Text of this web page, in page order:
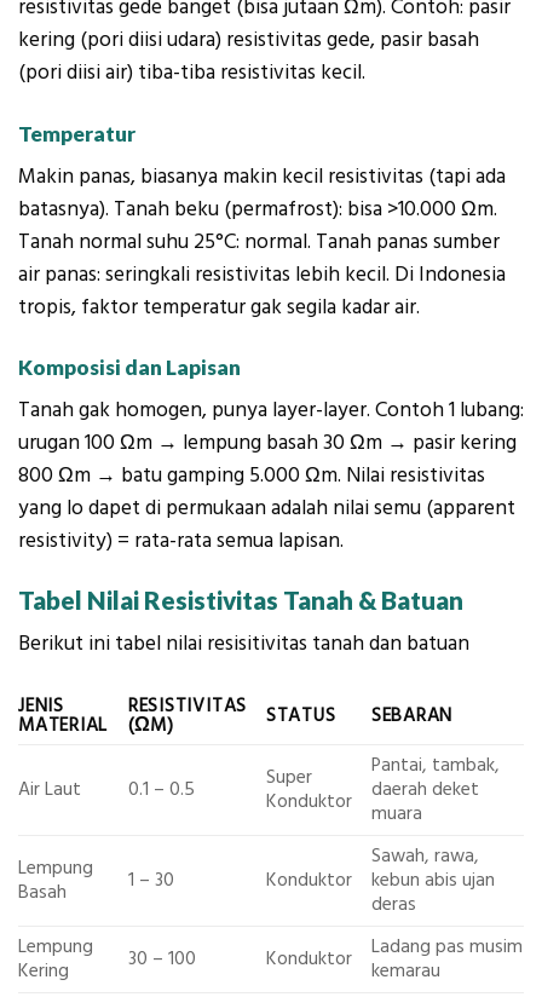
resistivitas gede banget (bisa jutaan Ωm). Contoh: pasir
kering (pori diisi udara) resistivitas gede, pasir basah
(pori diisi air) tiba-tiba resistivitas kecil.
Temperatur
Makin panas, biasanya makin kecil resistivitas (tapi ada
batasnya). Tanah beku (permafrost): bisa >10.000 Ωm.
Tanah normal suhu 25°C: normal. Tanah panas sumber
air panas: seringkali resistivitas lebih kecil. Di Indonesia
tropis, faktor temperatur gak segila kadar air.
Komposisi dan Lapisan
Tanah gak homogen, punya layer-layer. Contoh 1 lubang:
urugan 100 Ωm → lempung basah 30 Ωm → pasir kering
800 Ωm → batu gamping 5.000 Ωm. Nilai resistivitas
yang lo dapet di permukaan adalah nilai semu (apparent
resistivity) = rata-rata semua lapisan.
Tabel Nilai Resistivitas Tanah & Batuan
Berikut ini tabel nilai resisitivitas tanah dan batuan
JENIS
MATERIAL
RESISTIVITAS
(ΩM) STATUS SEBARAN
Air Laut 0.1 – 0.5
Super
Konduktor
Pantai, tambak,
daerah deket
muara
Lempung
Basah
1 – 30 Konduktor
Sawah, rawa,
kebun abis ujan
deras
Lempung
Kering
30 – 100 Konduktor
Ladang pas musim
kemarau